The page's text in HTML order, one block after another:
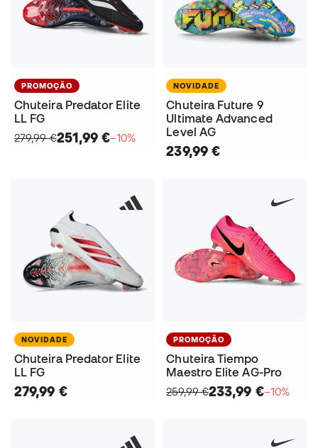
PROMOÇÃO
Chuteira Predator Elite
LL FG
279,99 €251,99 €−10%
NOVIDADE
Chuteira Future 9
Ultimate Advanced
Level AG
239,99 €
NOVIDADE
Chuteira Predator Elite
LL FG
279,99 €
PROMOÇÃO
Chuteira Tiempo
Maestro Elite AG-Pro
259,99 €233,99 €−10%